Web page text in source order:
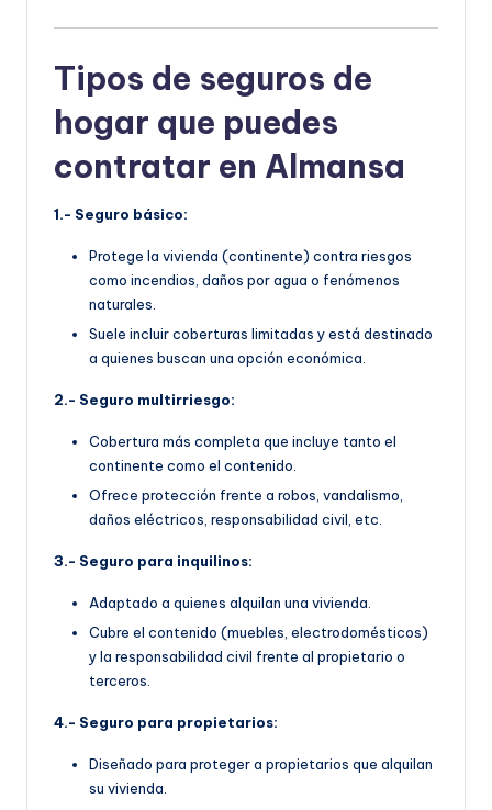
Tipos de seguros de
hogar que puedes
contratar en Almansa
1.- Seguro básico:
Protege la vivienda (continente) contra riesgos
como incendios, daños por agua o fenómenos
naturales.
Suele incluir coberturas limitadas y está destinado
a quienes buscan una opción económica.
2.- Seguro multirriesgo:
Cobertura más completa que incluye tanto el
continente como el contenido.
Ofrece protección frente a robos, vandalismo,
daños eléctricos, responsabilidad civil, etc.
3.- Seguro para inquilinos:
Adaptado a quienes alquilan una vivienda.
Cubre el contenido (muebles, electrodomésticos)
y la responsabilidad civil frente al propietario o
terceros.
4.- Seguro para propietarios:
Diseñado para proteger a propietarios que alquilan
su vivienda.